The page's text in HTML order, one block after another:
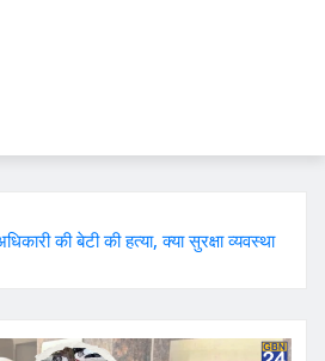
की बेटी की हत्या, क्या सुरक्षा व्यवस्था